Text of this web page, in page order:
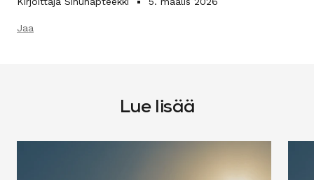
Jaa
Lue lisää